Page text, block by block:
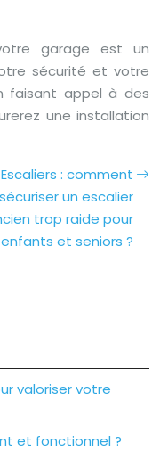
garage est un
sécurité et votre
faisant appel à des
une installation
Escaliers : comment
sécuriser un escalier
trop raide pour
et seniors ?
valoriser votre
et fonctionnel ?